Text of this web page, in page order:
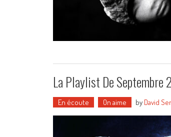
La Playlist De Septembre
En écoute On aime by David